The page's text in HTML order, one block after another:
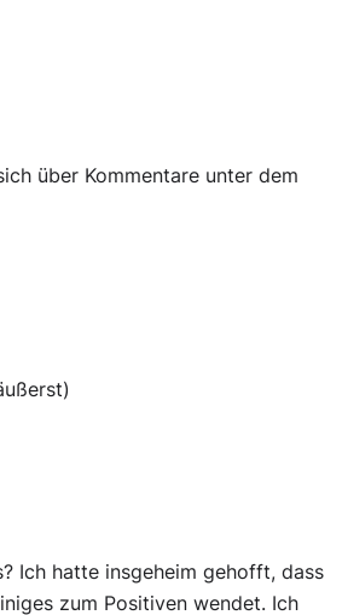
über Kommentare unter dem
Ich hatte insgeheim gehofft, dass
zum Positiven wendet. Ich